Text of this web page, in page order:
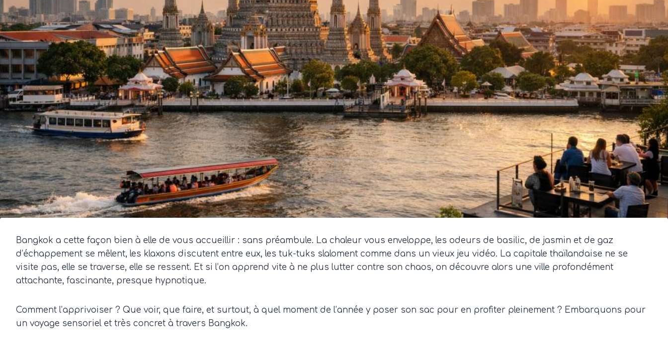
Bangkok a cette façon bien à elle de vous accueillir : sans préambule. La chaleur vous enveloppe, les odeurs de basilic, de jasmin et de gaz
d’échappement se mêlent, les klaxons discutent entre eux, les tuk-tuks slaloment comme dans un vieux jeu vidéo. La capitale thaïlandaise ne se
visite pas, elle se traverse, elle se ressent. Et si l’on apprend vite à ne plus lutter contre son chaos, on découvre alors une ville profondément
attachante, fascinante, presque hypnotique.
Comment l’apprivoiser ? Que voir, que faire, et surtout, à quel moment de l’année y poser son sac pour en profiter pleinement ? Embarquons pour
un voyage sensoriel et très concret à travers Bangkok.